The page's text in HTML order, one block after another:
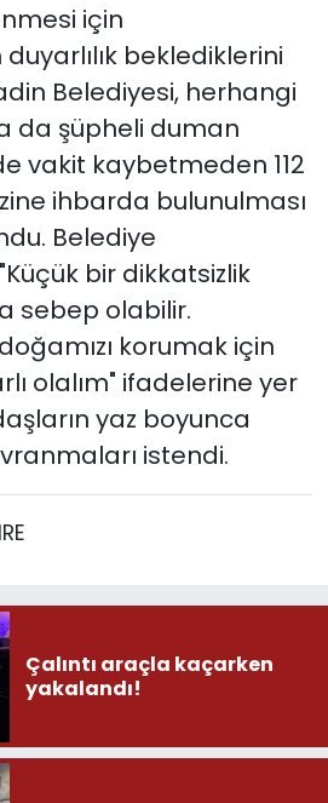
için
beklediklerini
Belediyesi, herhangi
da şüpheli duman
vakit kaybetmeden 112
ihbarda bulunulması
Belediye
bir dikkatsizlik
sebep olabilir.
korumak için
olalım" ifadelerine yer
yaz boyunca
istendi.
Çalıntı araçla kaçarken
yakalandı!